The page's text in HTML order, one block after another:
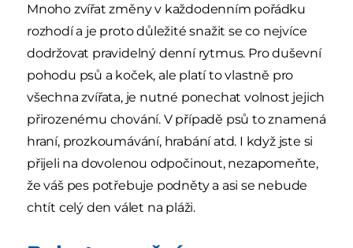
Mnoho zvířat změny v každodenním pořádku
rozhodí a je proto důležité snažit se co nejvíce
dodržovat pravidelný denní rytmus. Pro duševní
pohodu psů a koček, ale platí to vlastně pro
všechna zvířata, je nutné ponechat volnost jejich
přirozenému chování. V případě psů to znamená
hraní, prozkoumávání, hrabání atd. I když jste si
přijeli na dovolenou odpočinout, nezapomeňte,
že váš pes potřebuje podněty a asi se nebude
chtít celý den válet na pláži.